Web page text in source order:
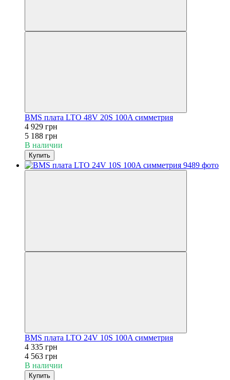
BMS плата LTO 48V 20S 100A симметрия
4 929 грн
5 188 грн
В наличии
Купить
BMS плата LTO 24V 10S 100A симметрия
4 335 грн
4 563 грн
В наличии
Купить